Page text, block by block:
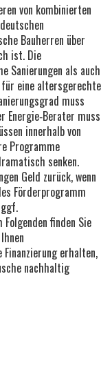
von kombinierten
Bauherren über
ist. Die
Sanierungen als auch
eine altersgerechte
muss
muss
innerhalb von
Programme
senken.
Geld zurück, wenn
Förderprogramm
finden Sie
erhalten,
nachhaltig